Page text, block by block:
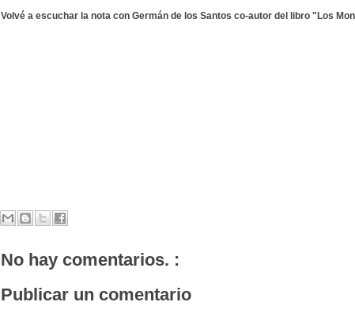
Volvé a escuchar la nota con Germán de los Santos co-autor del libro "Los
No hay comentarios. :
Publicar un comentario